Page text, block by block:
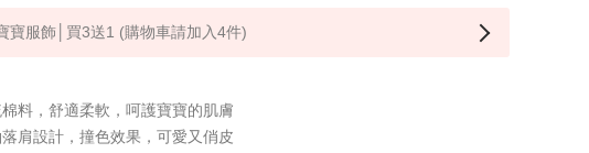
寶服飾│買3送1 (購物車請加入4件)
料，舒適柔軟，呵護寶寶的肌膚
肩設計，撞色效果，可愛又俏皮